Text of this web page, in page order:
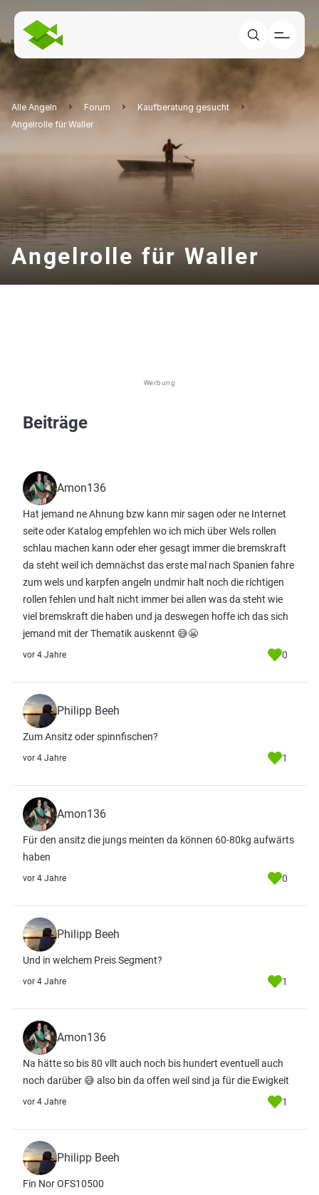
Alle Angeln Forum
Kaufberatung gesucht
Angelrolle für Waller
Angelrolle für Waller
Werbung
Beiträge
Amon136
Hat jemand ne Ahnung bzw kann mir sagen oder ne Internet
seite oder Katalog empfehlen wo ich mich über Wels rollen
schlau machen kann oder eher gesagt immer die bremskraft
da steht weil ich demnächst das erste mal nach Spanien fahre
zum wels und karpfen angeln undmir halt noch die richtigen
rollen fehlen und halt nicht immer bei allen was da steht wie
viel bremskraft die haben und ja deswegen hoffe ich das sich
jemand mit der Thematik auskennt 😅😬
vor 4 Jahre 0
Philipp Beeh
Zum Ansitz oder spinnfischen?
vor 4 Jahre 1
Amon136
Für den ansitz die jungs meinten da können 60-80kg aufwärts
haben
vor 4 Jahre 0
Philipp Beeh
Und in welchem Preis Segment?
vor 4 Jahre 1
Amon136
Na hätte so bis 80 vllt auch noch bis hundert eventuell auch
noch darüber 😅 also bin da offen weil sind ja für die Ewigkeit
vor 4 Jahre 1
Philipp Beeh
Fin Nor OFS10500